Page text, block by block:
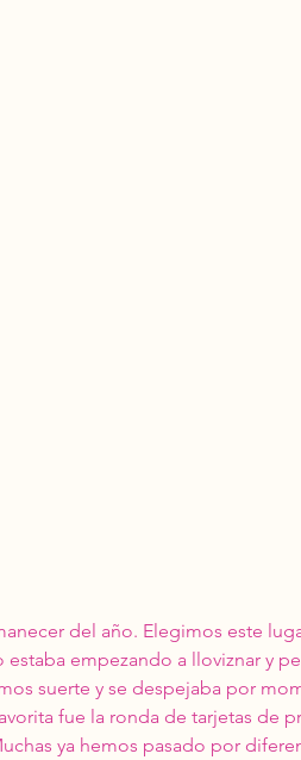
del año. Elegimos este
empezando a lloviznar y
suerte y se despejaba por
fue la ronda de tarjetas de
ya hemos pasado por